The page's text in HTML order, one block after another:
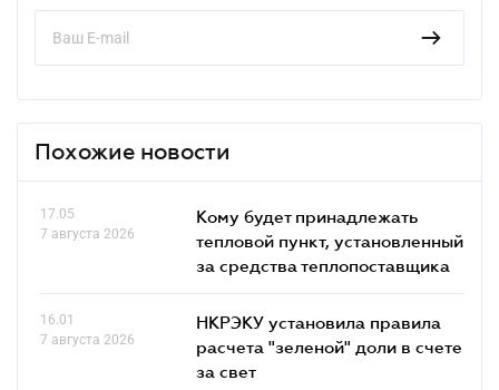
Похожие новости
17.05
7 августа 2026
Кому будет принадлежать
тепловой пункт, установленный
за средства теплопоставщика
16.01
7 августа 2026
НКРЭКУ установила правила
расчета "зеленой" доли в счете
за свет